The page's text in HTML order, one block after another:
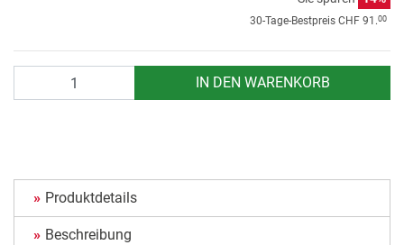
30-Tage-Bestpreis CHF 91.00
IN DEN WARENKORB
Produktdetails
Beschreibung